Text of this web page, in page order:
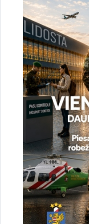
Noslēgušās
starptautiskās
“RONIS 2026”
27.07.2026.
2026. gada 6.
valsts iekšienē
07.08.2026. Statistika
2026. gada 5.